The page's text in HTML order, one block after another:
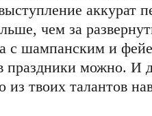
аккурат
чем за
с шампанским и
в праздники можно. И
из твоих талантов